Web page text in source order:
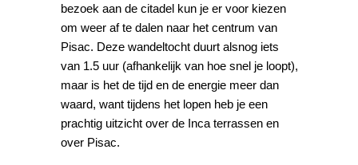
bezoek aan de citadel kun je er voor kiezen
om weer af te dalen naar het centrum van
Pisac. Deze wandeltocht duurt alsnog iets
van 1.5 uur (afhankelijk van hoe snel je loopt),
maar is het de tijd en de energie meer dan
waard, want tijdens het lopen heb je een
prachtig uitzicht over de Inca terrassen en
over Pisac.